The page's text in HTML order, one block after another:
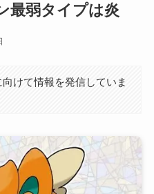
最弱タイプは炎
けて情報を発信していま